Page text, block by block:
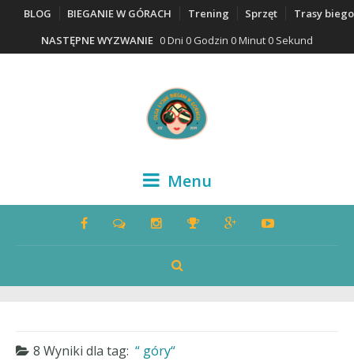
BLOG BIEGANIE W GÓRACH Trening Sprzęt
Trasy
NASTĘPNE WYZWANIE 0 Dni 0 Godzin 0 Minut 0 Sekund
Menu
8 Wyniki dla tag: góry